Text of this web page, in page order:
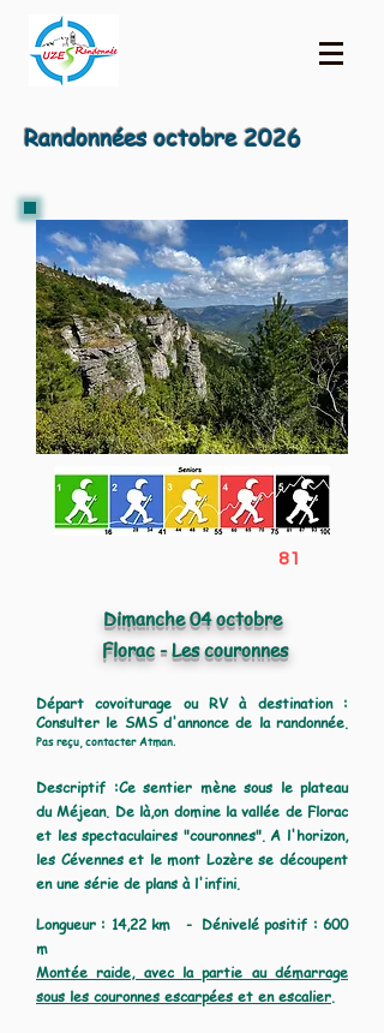
Randonnées octobre 2026
81
Dimanche 04 octobre
Florac - Les couronnes
Départ covoiturage ou RV à destination :
Consulter le SMS d'annonce de la randonnée.
Pas reçu, contacter Atman.
Descriptif :Ce sentier mène sous le plateau
du Méjean. De là,on domine la vallée de Florac
et les spectaculaires "couronnes". A l'horizon,
les Cévennes et le mont Lozère se découpent
en une série de plans à l'infini.
Longueur : 14,22 km - Dénivelé positif : 600
m
Montée raide, avec la partie au démarrage
sous les couronnes escarpées et en escalier.